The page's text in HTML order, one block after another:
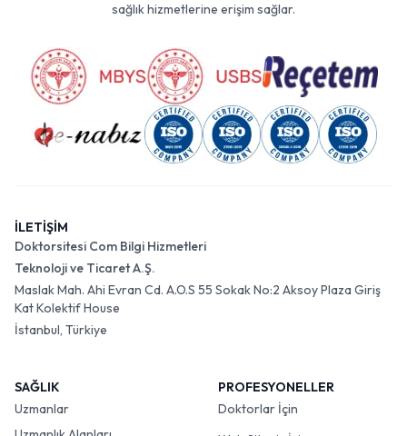
sağlık hizmetlerine erişim sağlar.
İLETİŞİM
Doktorsitesi Com Bilgi Hizmetleri
Teknoloji ve Ticaret A.Ş.
Maslak Mah. Ahi Evran Cd. A.O.S 55 Sokak No:2 Aksoy Plaza Giriş
Kat Kolektif House
İstanbul, Türkiye
SAĞLIK
Uzmanlar
PROFESYONELLER
Doktorlar İçin